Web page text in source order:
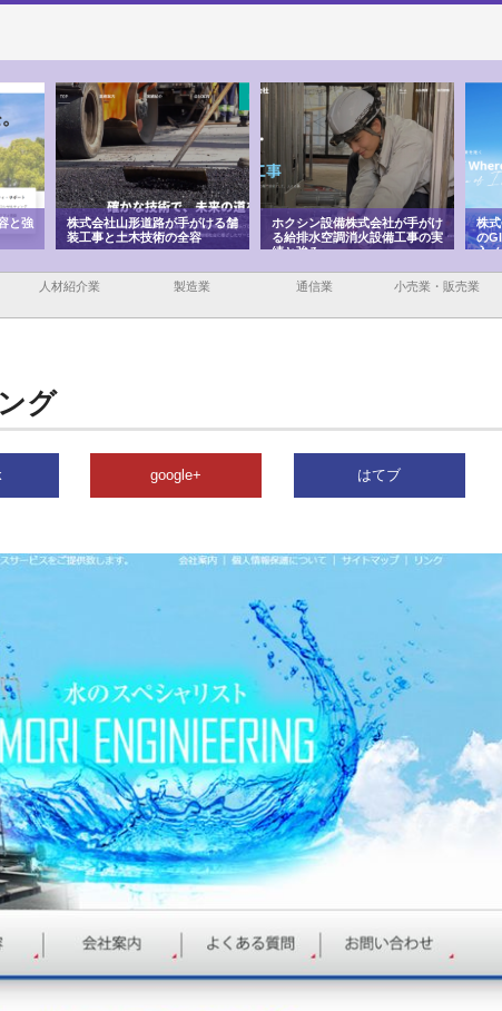
と強
株式会社山形道路が手がける舗
装工事と土木技術の全容
ホクシン設備株式会社が手がけ
る給排水空調消火設備工事の実
績と強み
株
の
入
人材紹介業 製造業 通信業 小売業・販売業
グ
google+ はてブ